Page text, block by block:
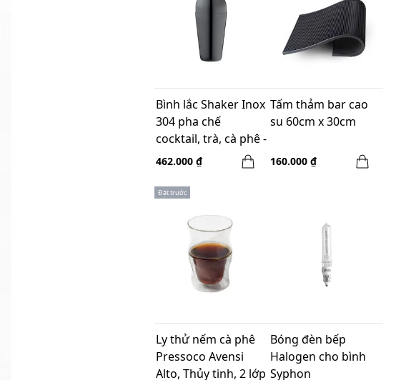
Bình lắc Shaker Inox
304 pha chế
cocktail, trà, cà phê -
Màu Đen
462.000 ₫
Tấm thảm bar cao
su 60cm x 30cm
160.000 ₫
Đặt trước
Ly thử nếm cà phê
Pressoco Avensi
Alto, Thủy tinh, 2 lớp
Bóng đèn bếp
Halogen cho bình
Syphon